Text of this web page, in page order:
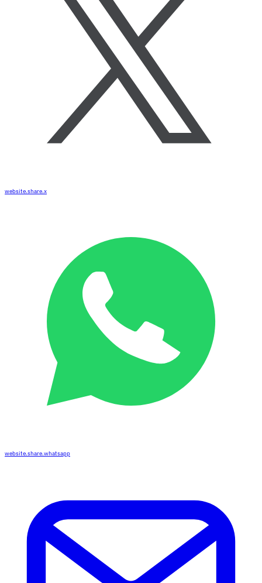
website.share.x
website.share.whatsapp